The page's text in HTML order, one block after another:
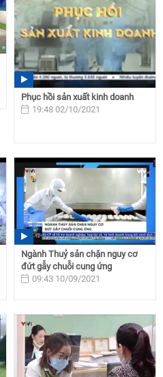
Phục hồi sản xuất kinh doanh
19:48 02/10/2021
Ngành Thuỷ sản chặn nguy cơ
đứt gẫy chuỗi cung ứng
09:43 10/09/2021